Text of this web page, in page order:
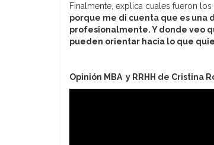
Finalmente, explica cuales fueron
porque me di cuenta que es una
profesionalmente. Y donde veo
pueden orientar hacia lo que
Opinión MBA y RRHH de Cristina